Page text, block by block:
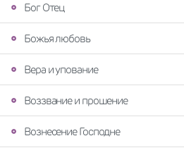
Бог Отец
Божья любовь
Вера и упование
Воззвание и прошение
Вознесение Господне